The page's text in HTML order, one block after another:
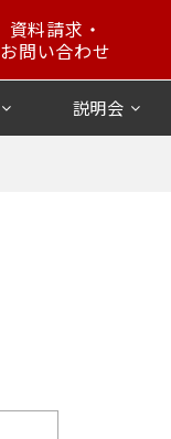
資料請求・
お問い合わせ
説明会